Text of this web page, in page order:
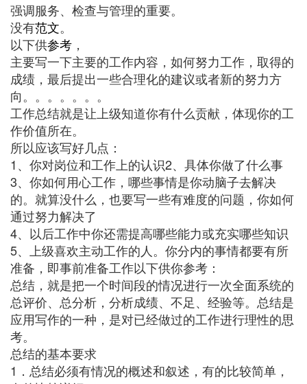
强调服务、检查与管理的重要。
没有范文。
以下供参考 ，
主要写一下主要的工作内容，如何努力工作，取得的
成绩，最后提出一些合理化的建议或者新的努力方
向。。。。。。。
工作总结就是让上级知道你有什么贡献，体现你的工
作价值所在。
所以应该写好几点：
1、你对岗位和工作上的认识2、具体你做了什么事
3、你如何用心工作，哪些事情是你动脑子去解决
的。就算没什么，也要写一些有难度的问题，你如何
通过努力解决了
4、以后工作中你还需提高哪些能力或充实哪些知识
5、上级喜欢主动工作的人。你分内的事情都要有所
准备，即事前准备工作以下供你参考：
总结，就是把一个时间段的情况进行一次全面系统的
总评价、总分析，分析成绩、不足、经验等。总结是
应用写作的一种，是对已经做过的工作进行理性的思
考。
总结的基本要求
1．总结必须有情况的概述和叙述，有的比较简单，